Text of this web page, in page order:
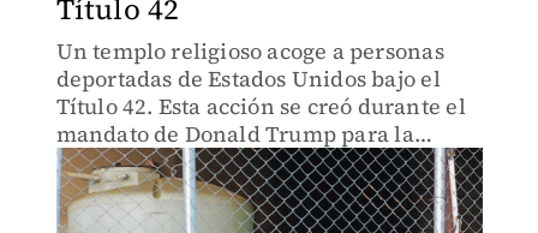
Título 42
Un templo religioso acoge a personas
deportadas de Estados Unidos bajo el
Título 42. Esta acción se creó durante el
mandato de Donald Trump para la
expulsión de personas indocumentadas,
pero se mantiene hasta el actual
gobierno de Joe Biden.